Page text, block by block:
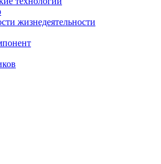
жизнедеятельности